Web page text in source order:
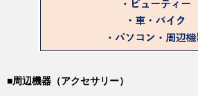
■周辺機器（アクセサリー）